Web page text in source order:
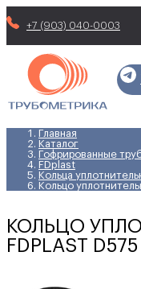
+7 (903) 040-0003
Главная
Каталог
Гофрированные
FDplast
Кольца
Кольцо
КОЛЬЦО
FDPLAST